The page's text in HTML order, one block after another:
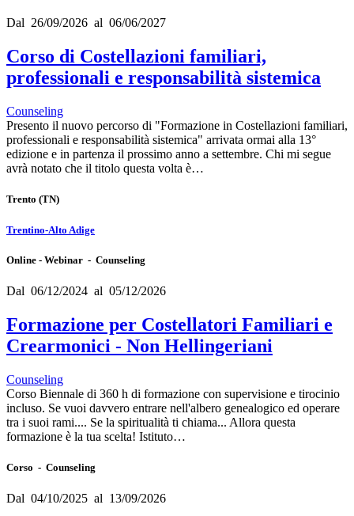
Dal 26/09/2026 al 06/06/2027
Corso di Costellazioni familiari,
professionali e responsabilità sistemica
Counseling
Presento il nuovo percorso di "Formazione in Costellazioni familiari,
professionali e responsabilità sistemica" arrivata ormai alla 13°
edizione e in partenza il prossimo anno a settembre. Chi mi segue
avrà notato che il titolo questa volta è…
Trento (TN)
Trentino-Alto Adige
Online - Webinar - Counseling
Dal 06/12/2024 al 05/12/2026
Formazione per Costellatori Familiari e
Crearmonici - Non Hellingeriani
Counseling
Corso Biennale di 360 h di formazione con supervisione e tirocinio
incluso. Se vuoi davvero entrare nell'albero genealogico ed operare
tra i suoi rami.... Se la spiritualità ti chiama... Allora questa
formazione è la tua scelta! Istituto…
Corso - Counseling
Dal 04/10/2025 al 13/09/2026